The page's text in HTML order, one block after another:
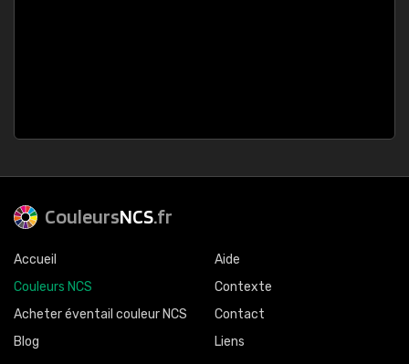
CouleursNCS.fr
Accueil
Couleurs NCS
Acheter éventail couleur NCS
Blog
Aide
Contexte
Contact
Liens